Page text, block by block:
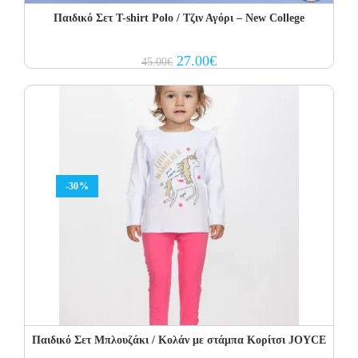
Παιδικό Σετ Τ-shirt Polo / Τζιν Αγόρι – New College
45.00€ Original
price
45.00€.
27.00€Current
price
-30%
Παιδικό Σετ Μπλουζάκι / Κολάν με στάμπα Κορίτσι JOYCE